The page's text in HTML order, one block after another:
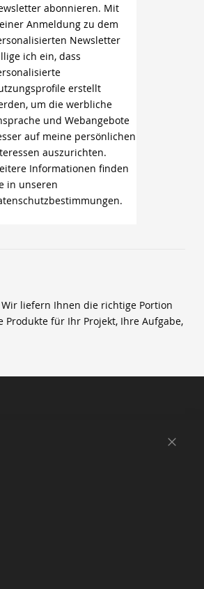
abonnieren. Mit
Anmeldung zu dem
Newsletter
ich ein, dass
erstellt
um die werbliche
und Webangebote
auf meine persönlichen
auszurichten.
Informationen finden
in unseren
liefern Ihnen die richtige Portion
für Ihr Projekt, Ihre Aufgabe,